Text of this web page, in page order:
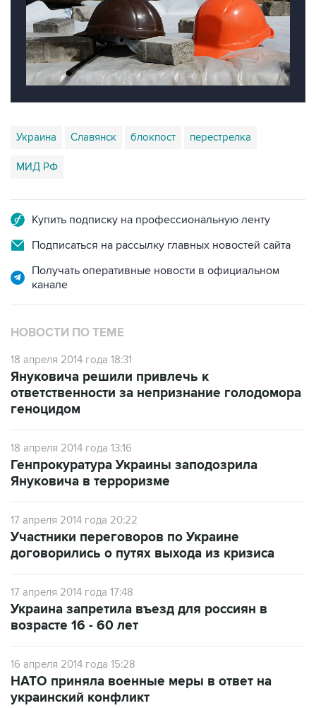
Украина Славянск блокпост перестрелка
МИД РФ
Купить подписку на профессиональную ленту
Подписаться на рассылку главных новостей сайта
Получать оперативные новости в официальном
канале
НОВОСТИ ПО ТЕМЕ
18 апреля 2014 года 18:31
Януковича решили привлечь к
ответственности за непризнание голодомора
геноцидом
18 апреля 2014 года 13:16
Генпрокуратура Украины заподозрила
Януковича в терроризме
17 апреля 2014 года 20:22
Участники переговоров по Украине
договорились о путях выхода из кризиса
17 апреля 2014 года 17:48
Украина запретила въезд для россиян в
возрасте 16 - 60 лет
16 апреля 2014 года 15:28
НАТО приняла военные меры в ответ на
украинский конфликт